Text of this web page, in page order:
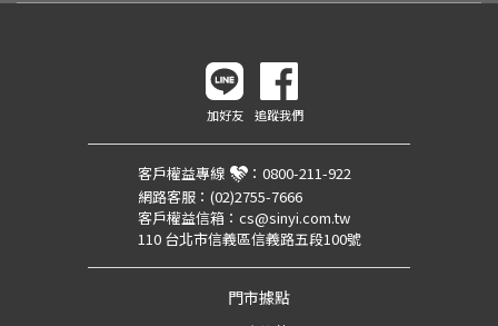
加好友 追蹤我們
客戶權益專線 ： 0800-211-922
網路客服： (02)2755-7666
客戶權益信箱： cs@sinyi.com.tw
110 台北市信義區信義路五段100號
門市據點